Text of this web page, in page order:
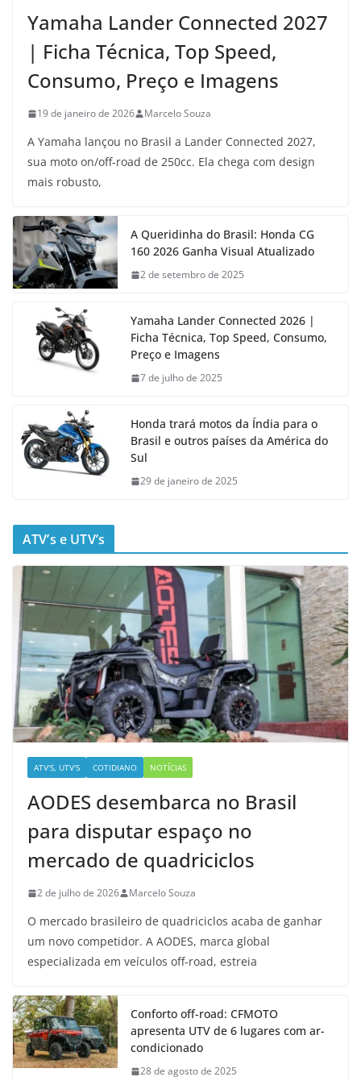
Yamaha Lander Connected 2027
| Ficha Técnica, Top Speed,
Consumo, Preço e Imagens
19 de janeiro de 2026 Marcelo Souza
A Yamaha lançou no Brasil a Lander Connected 2027,
sua moto on/off-road de 250cc. Ela chega com design
mais robusto,
A Queridinha do Brasil: Honda CG
160 2026 Ganha Visual Atualizado
2 de setembro de 2025
Yamaha Lander Connected 2026 |
Ficha Técnica, Top Speed, Consumo,
Preço e Imagens
7 de julho de 2025
Honda trará motos da Índia para o
Brasil e outros países da América do
Sul
29 de janeiro de 2025
ATV’s e UTV’s
ATV'S, UTV'S COTIDIANO NOTÍCIAS
AODES desembarca no Brasil
para disputar espaço no
mercado de quadriciclos
2 de julho de 2026 Marcelo Souza
O mercado brasileiro de quadriciclos acaba de ganhar
um novo competidor. A AODES, marca global
especializada em veículos off-road, estreia
Conforto off-road: CFMOTO
apresenta UTV de 6 lugares com ar-
condicionado
28 de agosto de 2025